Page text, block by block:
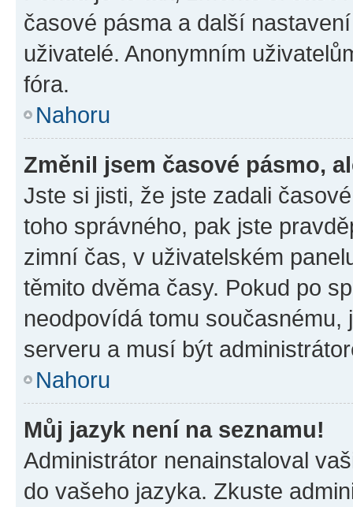
časové pásma a další
uživatelé. Anonymním
fóra.
Nahoru
Změnil jsem časové pásmo,
Jste si jisti, že jste zadali
toho správného, pak jste
zimní čas, v uživatelském
těmito dvěma časy. Pokud po
neodpovídá tomu
serveru a musí být
Nahoru
Můj jazyk není na seznamu!
Administrátor nenainstaloval
do vašeho jazyka. Zkuste